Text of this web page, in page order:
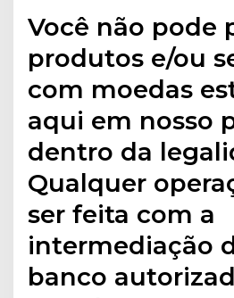
Você não pode
produtos e/ou
com moedas
aqui em nosso
dentro da
Qualquer
ser feita com a
intermediação
banco